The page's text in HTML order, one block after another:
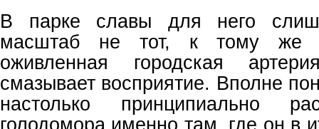
В парке славы для него
масштаб не тот, к тому же
оживленная городская
смазывает восприятие. Вполне
настолько принципиально
голодомора именно там, где он в